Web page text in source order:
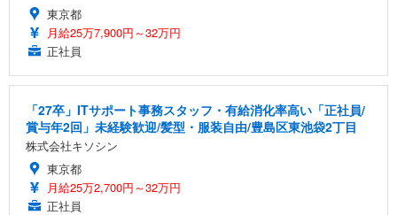
東京都
月給25万7,900円～32万円
正社員
「27卒」ITサポート事務スタッフ・有給消化率高い「正社員/
賞与年2回」未経験歓迎/髪型・服装自由/豊島区東池袋2丁目
株式会社キソシン
東京都
月給25万2,700円～32万円
正社員